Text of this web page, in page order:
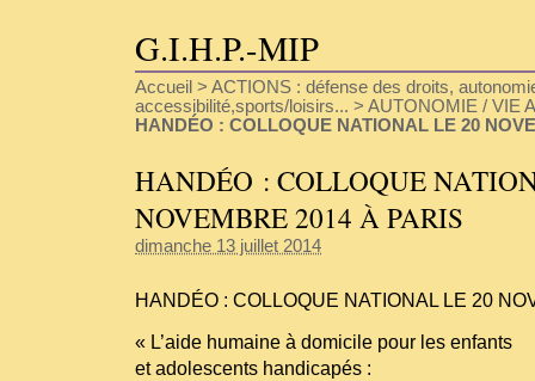
G.I.H.P.-MIP
Accueil > ACTIONS : défense des droits,
accessibilité,sports/loisirs... > AUTONOMIE / VIE
HANDÉO : COLLOQUE NATIONAL LE 20
HANDÉO : COLLOQUE
NOVEMBRE 2014 À PARIS
dimanche 13 juillet 2014
HANDÉO : COLLOQUE NATIONAL LE 20
« L’aide humaine à domicile pour les enfants
et adolescents handicapés :